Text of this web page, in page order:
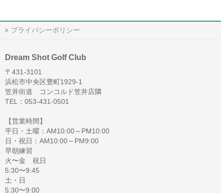
プライバシーポリシー
Dream Shot Golf Club
〒431-3101
浜松市中央区豊町1929-1
笠井街道 コンコルド笠井店隣
TEL：053-431-0501
【営業時間】
平日・土曜：AM10:00～PM10:00
日・祝日：AM10:00～PM9:00
早朝練習
火〜金 祝日
5:30〜9:45
土・日
5:30〜9:00